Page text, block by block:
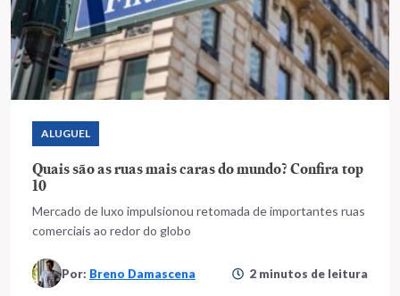
ALUGUEL
Quais são as ruas mais caras do mundo? Confira top
10
Mercado de luxo impulsionou retomada de importantes ruas
comerciais ao redor do globo
Por: Breno Damascena 2 minutos de leitura